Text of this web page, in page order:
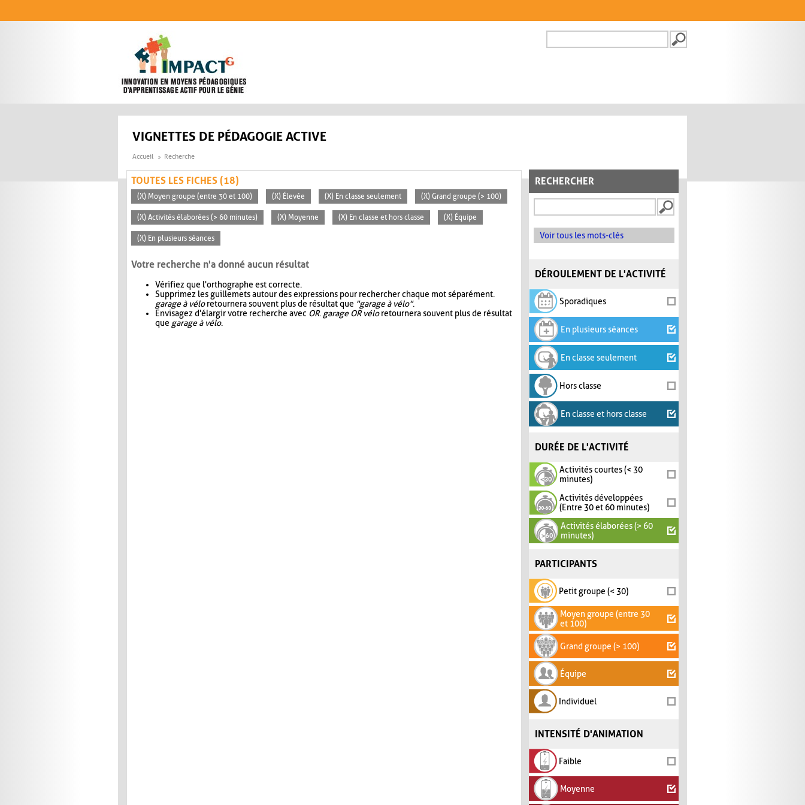
FORMULAIRE DE
VIGNETTES DE PÉDAGOGIE ACTIVE
Accueil Recherche
RECHERCHER
Voir tous les mots-clés
DÉROULEMENT DE L'ACTIVITÉ
Sporadiques
En plusieurs séances
En classe seulement
Hors classe
En classe et hors classe
DURÉE DE L'ACTIVITÉ
Activités courtes (< 30
minutes)
Activités développées
(Entre 30 et 60 minutes)
Activités élaborées (> 60
minutes)
PARTICIPANTS
Petit groupe (< 30)
Moyen groupe (entre 30
et 100)
Grand groupe (> 100)
Équipe
Individuel
INTENSITÉ D'ANIMATION
Faible
Moyenne
TOUTES LES FICHES (18)
(X) Moyen groupe (entre 30 et 100) (X) Élevée (X) En classe seulement (X) Grand groupe (> 100)
(X) Activités élaborées (> 60 minutes) (X) Moyenne (X) En classe et hors classe (X) Équipe
(X) En plusieurs séances
Votre recherche n'a donné aucun résultat
Vérifiez que l'orthographe est correcte.
Supprimez les guillemets autour des expressions pour rechercher chaque mot séparément.
garage à véloretournera souvent plus de résultat que "garage à vélo".
Envisagez d'élargir votre recherche avec OR. garage OR véloretournera souvent plus de résultat
que garage à vélo.